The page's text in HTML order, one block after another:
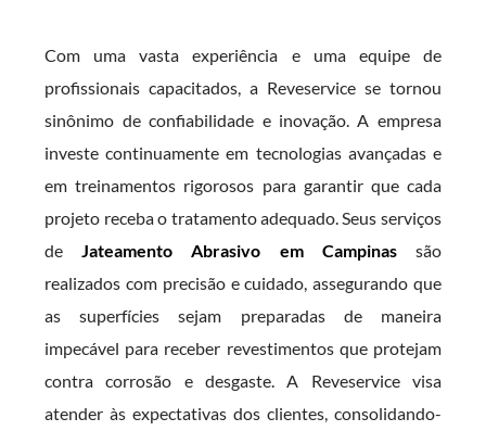
Com uma vasta experiência e uma equipe de
profissionais capacitados, a Reveservice se tornou
sinônimo de confiabilidade e inovação. A empresa
investe continuamente em tecnologias avançadas e
em treinamentos rigorosos para garantir que cada
projeto receba o tratamento adequado. Seus serviços
deJateamento Abrasivo em Campinassão
realizados com precisão e cuidado, assegurando que
as superfícies sejam preparadas de maneira
impecável para receber revestimentos que protejam
contra corrosão e desgaste. A Reveservice visa
atender às expectativas dos clientes, consolidando-